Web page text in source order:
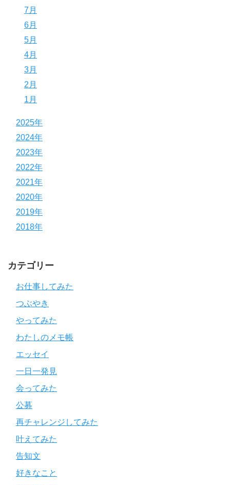
7月
6月
5月
4月
3月
2月
1月
2025年
2024年
2023年
2022年
2021年
2020年
2019年
2018年
カテゴリー
お仕事してみた
つぶやき
やってみた
わたしのメモ帳
エッセイ
一日一発見
会ってみた
公募
再チャレンジしてみた
叶えてみた
告知文
好きなこと